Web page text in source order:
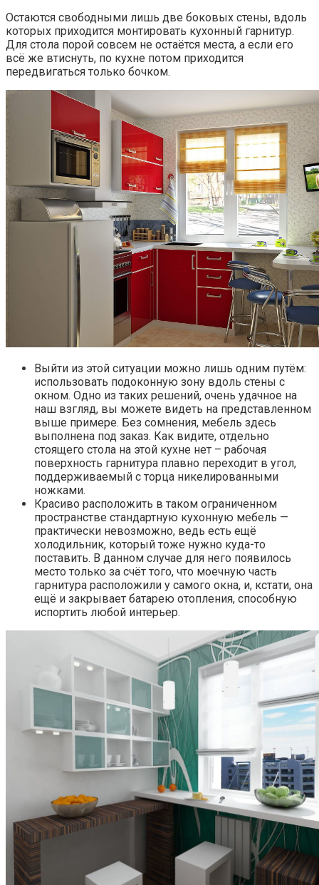
Остаются свободными лишь две боковых стены, вдоль
которых приходится монтировать кухонный гарнитур.
Для стола порой совсем не остаётся места, а если его
всё же втиснуть, по кухне потом приходится
передвигаться только бочком.
Выйти из этой ситуации можно лишь одним путём:
использовать подоконную зону вдоль стены с
окном. Одно из таких решений, очень удачное на
наш взгляд, вы можете видеть на представленном
выше примере. Без сомнения, мебель здесь
выполнена под заказ. Как видите, отдельно
стоящего стола на этой кухне нет – рабочая
поверхность гарнитура плавно переходит в угол,
поддерживаемый с торца никелированными
ножками.
Красиво расположить в таком ограниченном
пространстве стандартную кухонную мебель —
практически невозможно, ведь есть ещё
холодильник, который тоже нужно куда-то
поставить. В данном случае для него появилось
место только за счёт того, что моечную часть
гарнитура расположили у самого окна, и, кстати, она
ещё и закрывает батарею отопления, способную
испортить любой интерьер.